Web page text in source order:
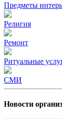
Предметы
Религия
Ремонт
Ритуальные
СМИ
Новости